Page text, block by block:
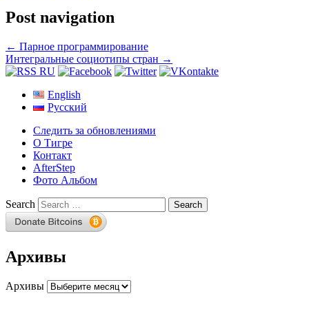
Post navigation
← Парное программирование
Интегральные социотипы стран →
English
Русский
Следить за обновлениями
О Тигре
Контакт
AfterStep
Фото Альбом
Search
Архивы
Архивы